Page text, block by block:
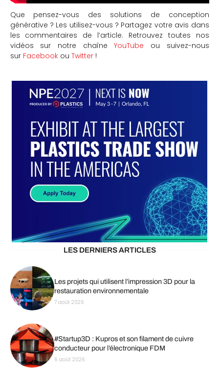
Que pensez-vous des solutions de conception
générative ? Les utilisez-vous ? Partagez votre avis dans
les commentaires de l’article. Retrouvez toutes nos
vidéos sur notre chaîneYouTube ou suivez-nous
sur Facebookou Twitter!
LES DERNIERS ARTICLES
Les projets qui utilisent l’impression 3D pour la
restauration environnementale
7 août 2026
#Startup3D : Kupros et son filament de cuivre
conducteur pour l’électronique FDM
6 août 2026